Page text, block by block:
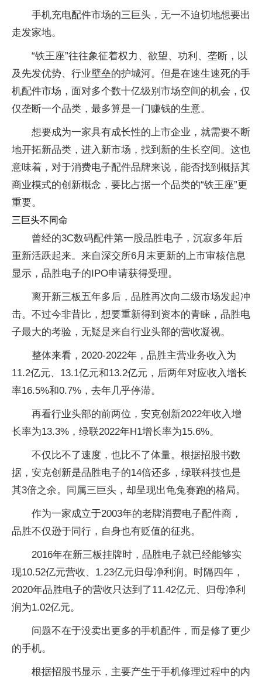
手机充电配件市场的三巨头，无一不迫切地想要出
走发家地。
“铁王座”往往象征着权力、欲望、功利、垄断，以
及先发优势、行业壁垒的护城河。但是在速生速死的手
机配件市场，面对多个数十亿级别市场空间的机会，仅
仅垄断一个品类，最多算是一门赚钱的生意。
想要成为一家具有成长性的上市企业，就需要不断
地开拓新品类，进入新市场，找到新的生长空间。这也
意味着，对于消费电子配件品牌来说，能否找到概括其
商业模式的创新概念，要比占据一个品类的“铁王座”更
重要。
三巨头不同命
曾经的3C数码配件第一股品胜电子，沉寂多年后
重新活跃起来。来自深交所6月末更新的上市审核信息
显示，品胜电子的IPO申请获得受理。
离开新三板五年多后，品胜再次向二级市场发起冲
击。不过今非昔比，想要重新得到资本的青睐，品胜电
子最大的考验，无疑是来自行业头部的营收凝视。
整体来看，2020-2022年，品胜主营业务收入为
11.2亿元、13.1亿元和13.2亿元，后两年对应收入增长
率16.5%和0.7%，去年几乎停滞。
再看行业头部的前两位，安克创新2022年收入增
长率为13.3%，绿联2022年H1增长率为15.6%。
不仅比不了速度，也比不了体量。根据招股书数
据，安克创新是品胜电子的14倍还多，绿联科技也是
其3倍之余。同属三巨头，却呈现出龟兔赛跑的格局。
作为一家成立于2003年的老牌消费电子配件商，
品胜不仅逊于同行，自身也有贬值的征兆。
2016年在新三板挂牌时，品胜电子就已经能够实
现10.52亿元营收、1.23亿元归母净利润。时隔四年，
2020年品胜电子的营收只达到了11.42亿元、归母净利
润为1.02亿元。
问题不在于没卖出更多的手机配件，而是修了更少
的手机。
根据招股书显示，主要产生于手机修理过程中的内